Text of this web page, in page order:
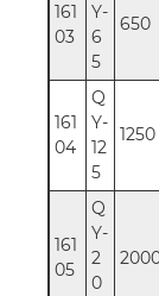
161
03
Y-
6
5
650
161
04
Q
Y-
12
5
1250
161
05
Q
Y-
2
0